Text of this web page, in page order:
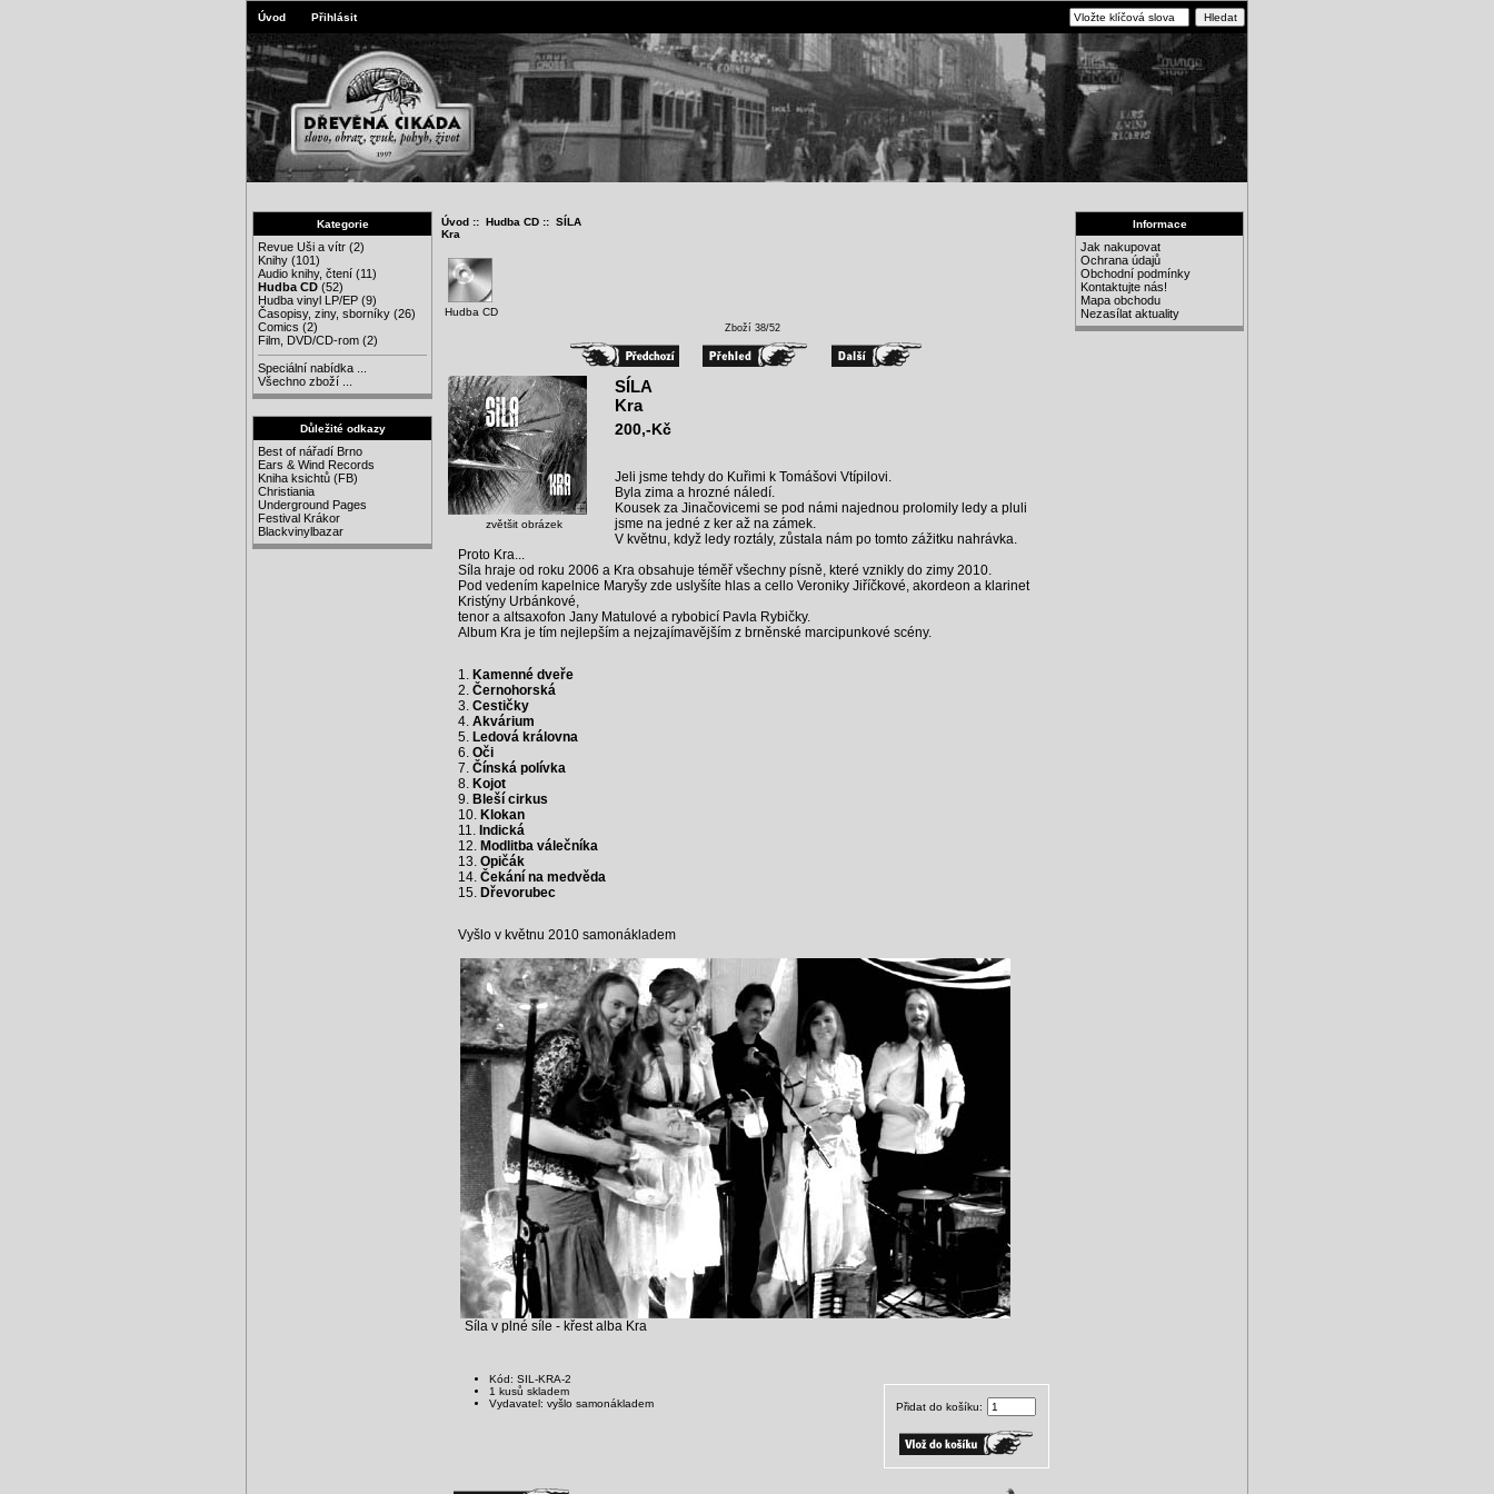
Úvod Přihlásit
Kategorie
Revue Uši a vítr (2)
Knihy (101)
Audio knihy, čtení (11)
Hudba CD (52)
Hudba vinyl LP/EP (9)
Časopisy, ziny, sborníky (26)
Comics (2)
Film, DVD/CD-rom (2)
Speciální nabídka ...
Všechno zboží ...
Důležité odkazy
Best of nářadí Brno
Ears & Wind Records
Kniha ksichtů (FB)
Christiania
Underground Pages
Festival Krákor
Blackvinylbazar
Úvod:: Hudba CD:: SÍLA
Kra
Hudba CD
Zboží 38/52
zvětšit obrázek
SÍLA
Kra
200,-Kč
Jeli jsme tehdy do Kuřimi k Tomášovi Vtípilovi.
Byla zima a hrozné náledí.
Kousek za Jinačovicemi se pod námi najednou prolomily ledy a pluli
jsme na jedné z ker až na zámek.
V květnu, když ledy roztály, zůstala nám po tomto zážitku nahrávka.
Proto Kra...
Síla hraje od roku 2006 a Kra obsahuje téměř všechny písně, které vznikly do zimy 2010.
Pod vedením kapelnice Maryšy zde uslyšíte hlas a cello Veroniky Jiříčkové, akordeon a klarinet
Kristýny Urbánkové,
tenor a altsaxofon Jany Matulové a rybobicí Pavla Rybičky.
Album Kra je tím nejlepším a nejzajímavějším z brněnské marcipunkové scény.
1. Kamenné dveře
2. Černohorská
3. Cestičky
4. Akvárium
5. Ledová královna
6. Oči
7. Čínská polívka
8. Kojot
9. Bleší cirkus
10. Klokan
11. Indická
12. Modlitba válečníka
13. Opičák
14. Čekání na medvěda
15. Dřevorubec
Vyšlo v květnu 2010 samonákladem
Síla v plné síle - křest alba Kra
Přidat do košíku:
Kód: SIL-KRA-2
1 kusů skladem
Vydavatel: vyšlo samonákladem
Informace
Jak nakupovat
Ochrana údajů
Obchodní podmínky
Kontaktujte nás!
Mapa obchodu
Nezasílat aktuality